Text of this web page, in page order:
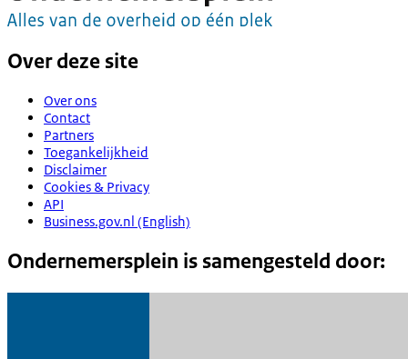
Over deze site
Over ons
Contact
Partners
Toegankelijkheid
Disclaimer
Cookies & Privacy
API
Business.gov.nl (English)
Ondernemersplein is samengesteld door: